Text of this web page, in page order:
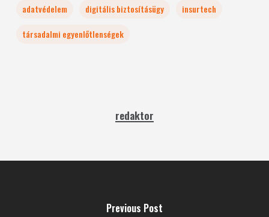
adatvédelem
digitális biztosításügy
insurtech
társadalmi egyenlőtlenségek
redaktor
Previous Post